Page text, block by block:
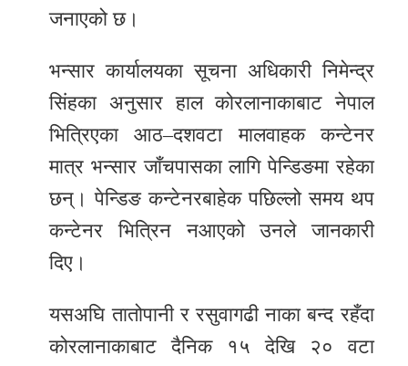
जनाएको छ।
भन्सार कार्यालयका सूचना अधिकारी निमेन्द्र
सिंहका अनुसार हाल कोरलानाकाबाट नेपाल
भित्रिएका आठ–दशवटा मालवाहक कन्टेनर
मात्र भन्सार जाँचपासका लागि पेन्डिङमा रहेका
छन्। पेन्डिङ कन्टेनरबाहेक पछिल्लो समय थप
कन्टेनर भित्रिन नआएको उनले जानकारी
दिए।
यसअघि तातोपानी र रसुवागढी नाका बन्द रहँदा
कोरलानाकाबाट दैनिक १५ देखि २० वटा